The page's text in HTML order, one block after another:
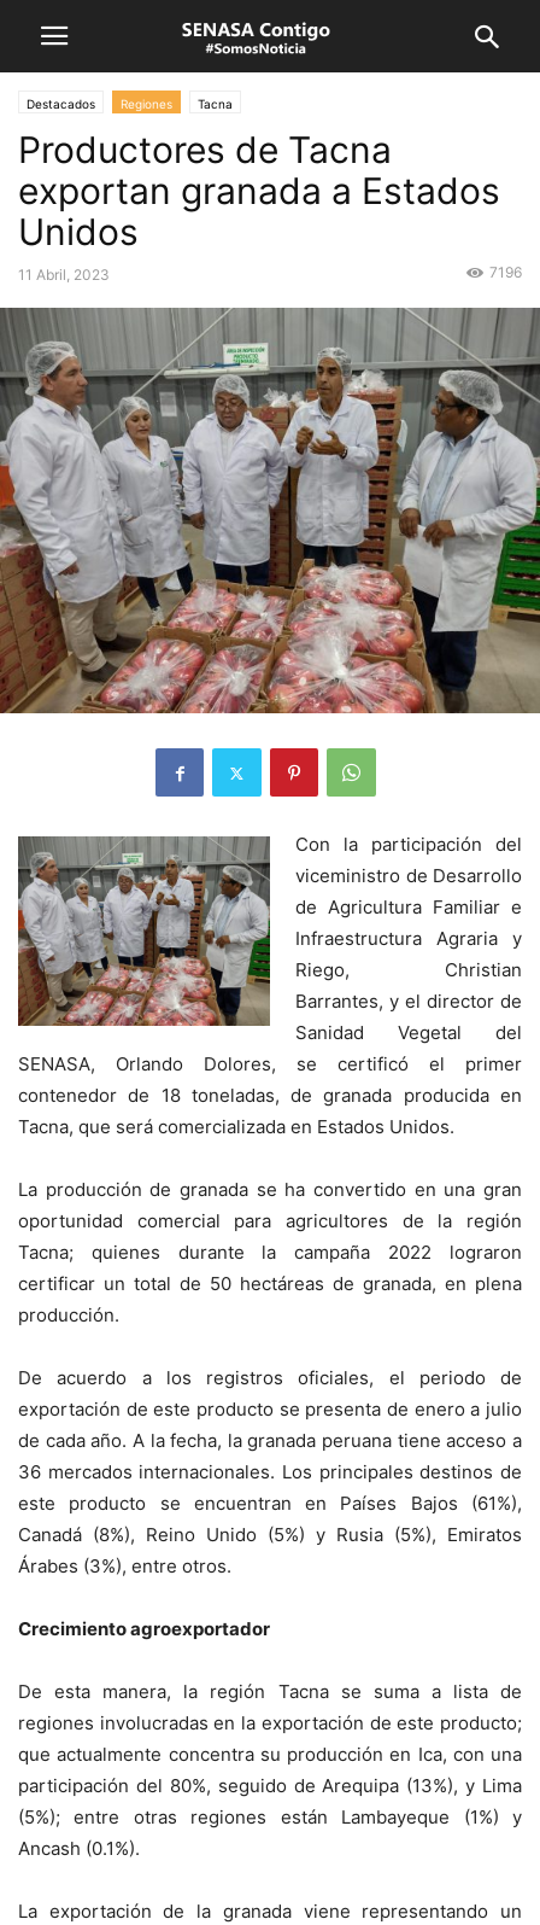
Destacados Regiones Tacna
Productores de Tacna
exportan granada a Estados
Unidos
11 Abril, 2023 7196
Con la participación del
viceministro de Desarrollo
de Agricultura Familiar e
Infraestructura Agraria y
Riego, Christian
Barrantes, y el director de
Sanidad Vegetal del
SENASA, Orlando Dolores, se certificó el primer
contenedor de 18 toneladas, de granada producida en
Tacna, que será comercializada en Estados Unidos.
La producción de granada se ha convertido en una gran
oportunidad comercial para agricultores de la región
Tacna; quienes durante la campaña 2022 lograron
certificar un total de 50 hectáreas de granada, en plena
producción.
De acuerdo a los registros oficiales, el periodo de
exportación de este producto se presenta de enero a julio
de cada año. A la fecha, la granada peruana tiene acceso a
36 mercados internacionales. Los principales destinos de
este producto se encuentran en Países Bajos (61%),
Canadá (8%), Reino Unido (5%) y Rusia (5%), Emiratos
Árabes (3%), entre otros.
Crecimiento agroexportador
De esta manera, la región Tacna se suma a lista de
regiones involucradas en la exportación de este producto;
que actualmente concentra su producción en Ica, con una
participación del 80%, seguido de Arequipa (13%), y Lima
(5%); entre otras regiones están Lambayeque (1%) y
Ancash (0.1%).
La exportación de la granada viene representando un